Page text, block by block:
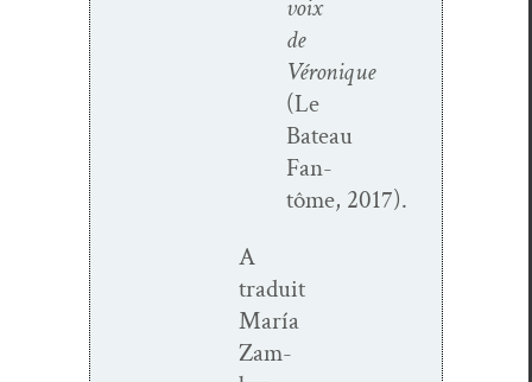
voix
de
Véronique
(Le
Bateau
Fan­
tôme, 2017).
A
traduit
María
Zam­